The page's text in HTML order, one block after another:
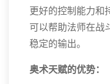
更好的控制能力和
可以帮助法师在战
稳定的输出。
奥术天赋的优势：